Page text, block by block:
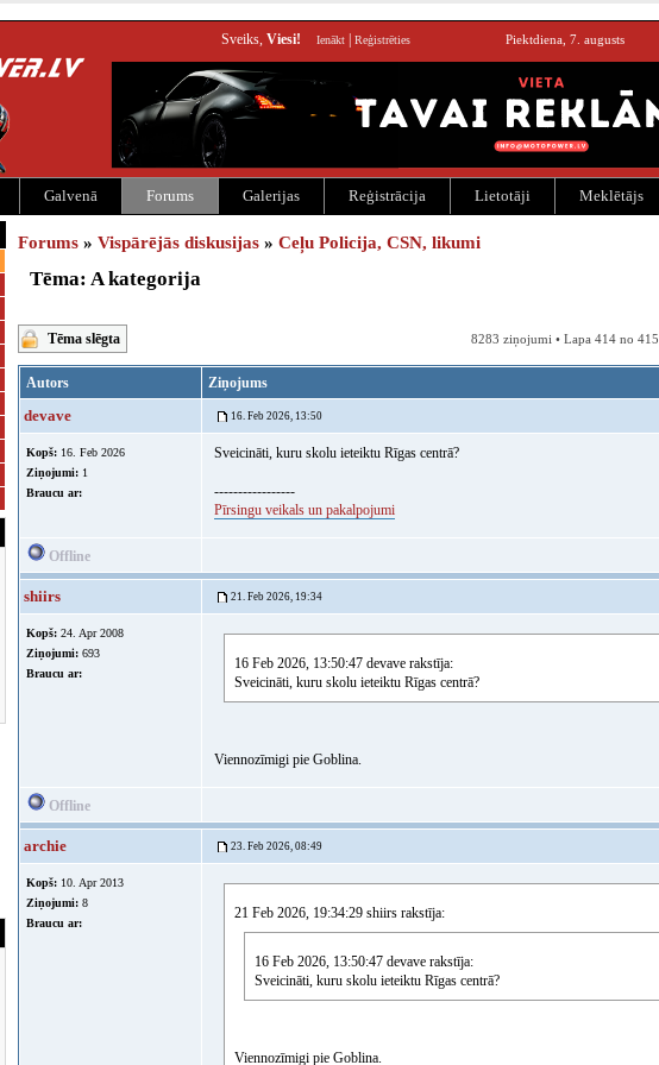
Sveiks, Viesi! Ienākt Reģistrēties Piektdiena, 7. augusts
Galvenā Forums Galerijas Reģistrācija Lietotāji Meklētājs
Forums » Vispārējās diskusijas » Ceļu Policija, CSN, likumi
Tēma: A kategorija
Tēma slēgta 8283 ziņojumi • Lapa 414 no 415
Autors Ziņojums
devave 16. Feb 2026, 13:50
Kopš: 16. Feb 2026
Ziņojumi: 1
Braucu ar:
Sveicināti, kuru skolu ieteiktu Rīgas centrā?
-----------------
Pīrsingu veikals un pakalpojumi
Offline
shiirs 21. Feb 2026, 19:34
Kopš: 24. Apr 2008
Ziņojumi: 693
Braucu ar:
16 Feb 2026, 13:50:47 devave rakstīja:
Sveicināti, kuru skolu ieteiktu Rīgas centrā?
Viennozīmigi pie Goblina.
Offline
archie 23. Feb 2026, 08:49
Kopš: 10. Apr 2013
Ziņojumi: 8
Braucu ar:
21 Feb 2026, 19:34:29 shiirs rakstīja:
16 Feb 2026, 13:50:47 devave rakstīja:
Sveicināti, kuru skolu ieteiktu Rīgas centrā?
Viennozīmigi pie Goblina.